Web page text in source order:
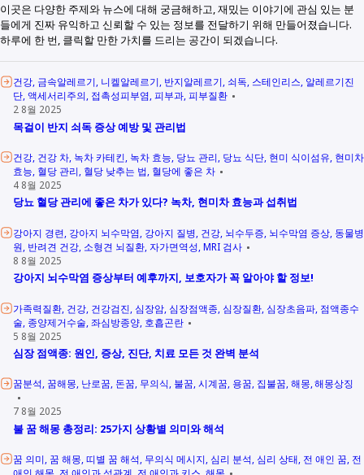
이곳은 다양한 주제와 뉴스에 대해 궁금해하고, 재밌는 이야기에 관심 있는 분
들에게 진짜 유익하고 신뢰할 수 있는 정보를 전달하기 위해 만들어졌습니다.
하루에 한 번, 클릭할 만한 가치를 드리는 공간이 되겠습니다.
건강 금속알레르기 니켈알레르기 반지알레르기 쇠독 스테인리스 알레르기진
단 액세서리주의 접촉성피부염 피부과 피부질환
2 8월 2025
목걸이 반지 쇠독 증상 예방 및 관리법
건강 건강 차 녹차 카테킨 녹차 효능 당뇨 관리 당뇨 식단 현미 식이섬유 현미차
효능 혈당 관리 혈당 낮추는 법 혈당에 좋은 차
4 8월 2025
당뇨 혈당 관리에 좋은 차가 있다? 녹차, 현미차 효능과 섭취법
강아지 경련 강아지 뇌수막염 강아지 질병 건강 뇌수두증 뇌수막염 증상 동물병
원 반려견 건강 소형견 뇌질환 자가면역성 MRI 검사
8 8월 2025
강아지 뇌수막염 증상부터 예후까지, 보호자가 꼭 알아야 할 정보!
가족력질환 건강 건강검진 심장암 심장점액종 심장질환 심장초음파 점액종수
술 종양제거수술 좌심방종양 호흡곤란
5 8월 2025
심장 점액종: 원인, 증상, 진단, 치료 모든 것 완벽 분석
꿈분석 꿈해몽 난로꿈 돈꿈 무의식 불꿈 시계꿈 용꿈 집불꿈 해몽 해몽상징
7 8월 2025
불 꿈 해몽 총정리: 25가지 상황별 의미와 해석
꿈 의미 꿈 해몽 띠별 꿈 해석 무의식 메시지 심리 분석 심리 상태 전 애인 꿈 전